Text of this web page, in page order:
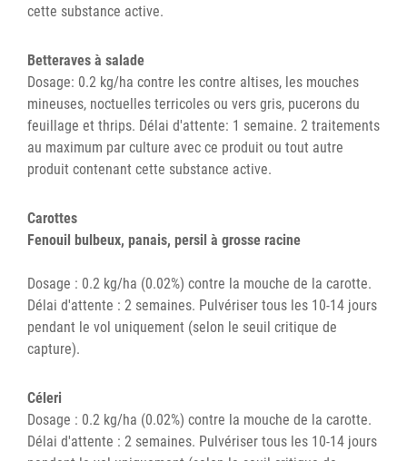
cette substance active.
Betteraves à salade
Dosage: 0.2 kg/ha contre les contre altises, les mouches
mineuses, noctuelles terricoles ou vers gris, pucerons du
feuillage et thrips. Délai d'attente: 1 semaine. 2 traitements
au maximum par culture avec ce produit ou tout autre
produit contenant cette substance active.
Carottes
Fenouil bulbeux, panais, persil à grosse racine
Dosage : 0.2 kg/ha (0.02%) contre la mouche de la carotte.
Délai d'attente : 2 semaines. Pulvériser tous les 10-14 jours
pendant le vol uniquement (selon le seuil critique de
capture).
Céleri
Dosage : 0.2 kg/ha (0.02%) contre la mouche de la carotte.
Délai d'attente : 2 semaines. Pulvériser tous les 10-14 jours